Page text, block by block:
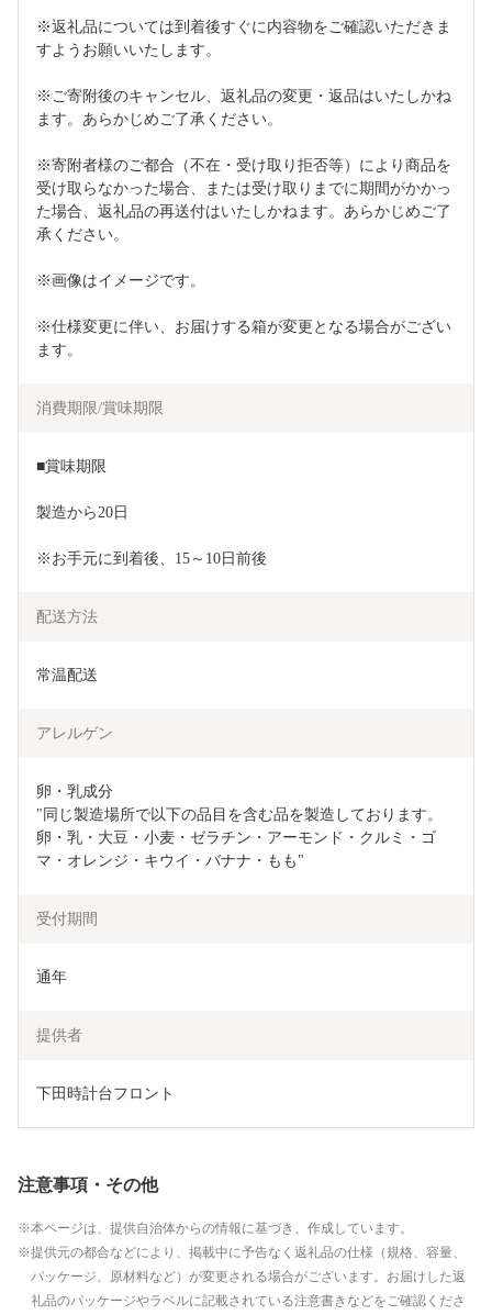
※返礼品については到着後すぐに内容物をご確認いただきま
すようお願いいたします。
※ご寄附後のキャンセル、返礼品の変更・返品はいたしかね
ます。あらかじめご了承ください。
※寄附者様のご都合（不在・受け取り拒否等）により商品を
受け取らなかった場合、または受け取りまでに期間がかかっ
た場合、返礼品の再送付はいたしかねます。あらかじめご了
承ください。
※画像はイメージです。
※仕様変更に伴い、お届けする箱が変更となる場合がござい
ます。
消費期限/賞味期限
■賞味期限
製造から20日
※お手元に到着後、15～10日前後
配送方法
常温配送
アレルゲン
卵・乳成分
"同じ製造場所で以下の品目を含む品を製造しております。
卵・乳・大豆・小麦・ゼラチン・アーモンド・クルミ・ゴ
受付期間
通年
提供者
下田時計台フロント
注意事項・その他
本ページは、提供自治体からの情報に基づき、作成しています。
提供元の都合などにより、掲載中に予告なく返礼品の仕様（規格、容量、
パッケージ、原材料など）が変更される場合がございます。お届けした返
礼品のパッケージやラベルに記載されている注意書きなどをご確認くださ